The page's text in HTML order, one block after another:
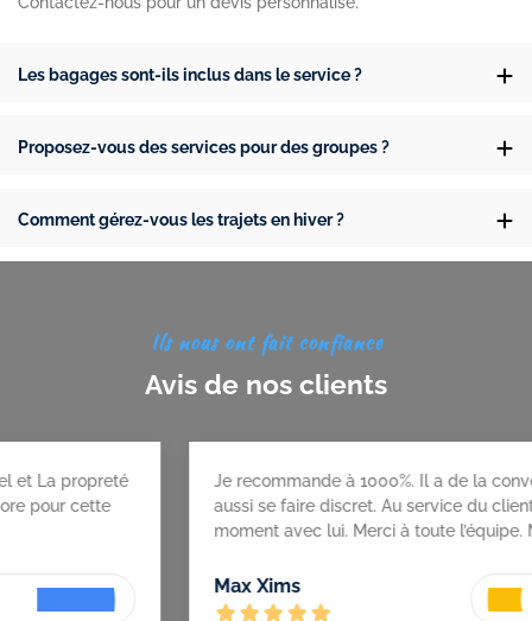
Les bagages sont-ils inclus dans le service ?
Proposez-vous des services pour des groupes ?
Comment gérez-vous les trajets en hiver ?
Avis de nos clients
Ils nous ont fait confiance
Xims
recommande à 1000%. Il a de la conversation et sait
se faire discret. Au service du client très agréable
avec lui. Merci à toute l’équipe. Maxime A